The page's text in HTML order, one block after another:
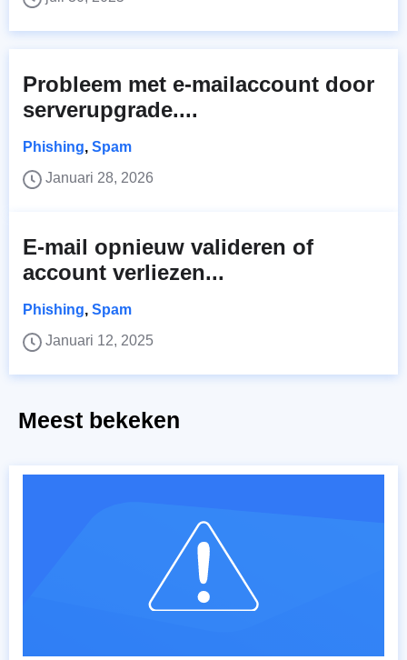
Probleem met e-mailaccount door
serverupgrade....
Phishing, Spam
Januari 28, 2026
E-mail opnieuw valideren of
account verliezen...
Phishing, Spam
Januari 12, 2025
Meest bekeken